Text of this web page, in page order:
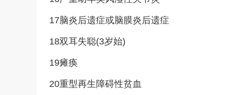
17脑炎后遗症或脑膜炎后遗症
18双耳失聪(3岁始)
19瘫痪
20重型再生障碍性贫血